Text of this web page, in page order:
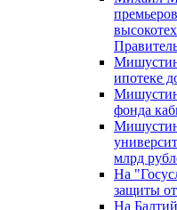
Мишустин
ипотеке
Мишустин
фонда
млрд
На
защиты
На